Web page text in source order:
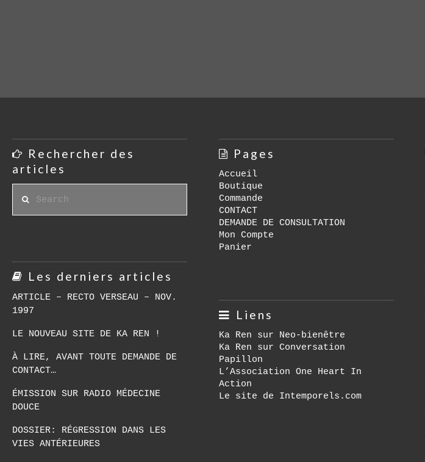
Rechercher des
articles
Les derniers articles
ARTICLE – RECTO VERSEAU – NOV.
1997
LE NOUVEAU SITE DE KA REN !
À LIRE, AVANT TOUTE DEMANDE DE
CONTACT…
ÉMISSION SUR RADIO MÉDECINE
DOUCE
DOSSIER: RÉGRESSION DANS LES
VIES ANTÉRIEURES
Pages
Accueil
Boutique
Commande
CONTACT
DEMANDE DE CONSULTATION
Mon Compte
Panier
Liens
Ka Ren sur Neo-bienêtre
Ka Ren sur Conversation
Papillon
L’Association One Heart In
Action
Le site de Intemporels.com